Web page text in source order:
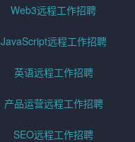
Web3远程工作招聘
JavaScript远程工作招聘
英语远程工作招聘
产品运营远程工作招聘
SEO远程工作招聘